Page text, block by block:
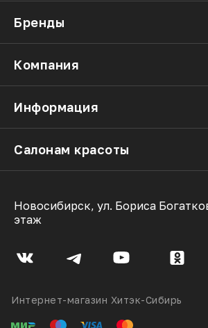
Бренды
Компания
Информация
Салонам красоты
Новосибирск, ул. Бориса
этаж
Интернет-магазин Хитэк-Сибирь